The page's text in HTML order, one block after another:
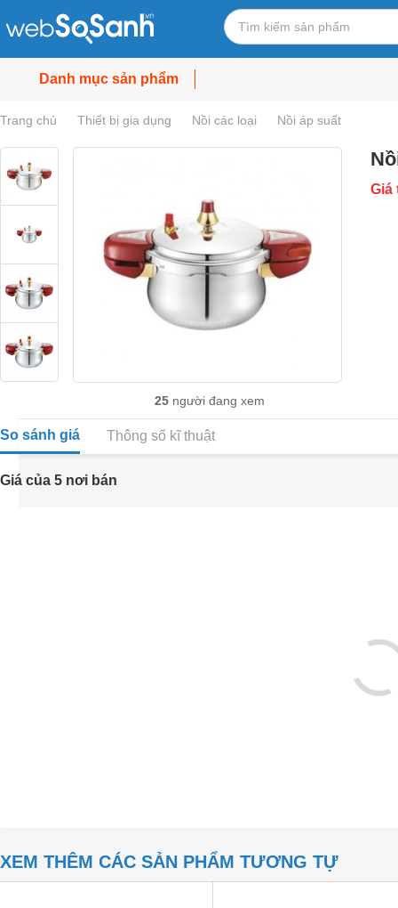
Danh mục sản phẩm
Trang chủ Thiết bị gia dụng Nồi các loại Nồi áp suất
25 người đang xem
Giá
So sánh giá Thông số kĩ thuật
Giá của 5 nơi bán
XEM THÊM CÁC SẢN PHẨM TƯƠNG TỰ